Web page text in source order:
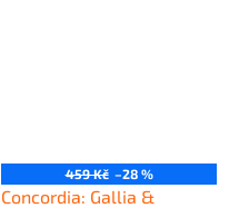
459 Kč –28 %
Concordia: Gallia &